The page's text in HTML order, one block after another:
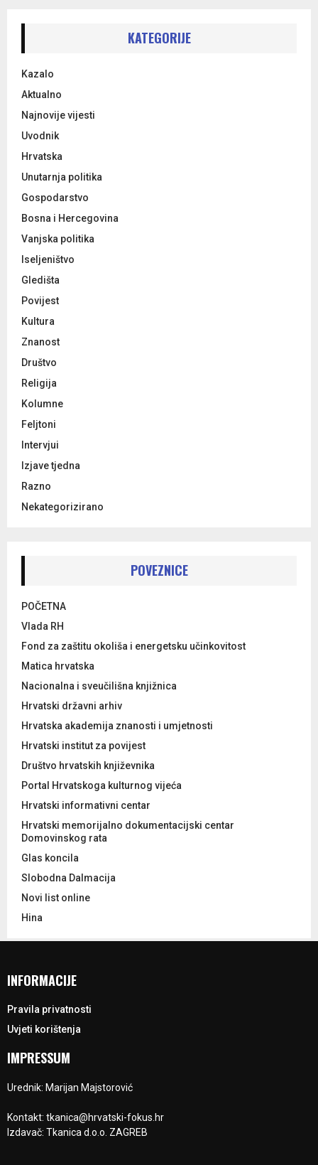
r
:
KATEGORIJE
Kazalo
Aktualno
Najnovije vijesti
Uvodnik
Hrvatska
Unutarnja politika
Gospodarstvo
Bosna i Hercegovina
Vanjska politika
Iseljeništvo
Gledišta
Povijest
Kultura
Znanost
Društvo
Religija
Kolumne
Feljtoni
Intervjui
Izjave tjedna
Razno
Nekategorizirano
POVEZNICE
POČETNA
Vlada RH
Fond za zaštitu okoliša i energetsku učinkovitost
Matica hrvatska
Nacionalna i sveučilišna knjižnica
Hrvatski državni arhiv
Hrvatska akademija znanosti i umjetnosti
Hrvatski institut za povijest
Društvo hrvatskih književnika
Portal Hrvatskoga kulturnog vijeća
Hrvatski informativni centar
Hrvatski memorijalno dokumentacijski centar
Domovinskog rata
Glas koncila
Slobodna Dalmacija
Novi list online
Hina
INFORMACIJE
Pravila privatnosti
Uvjeti korištenja
IMPRESSUM
Urednik: Marijan Majstorović
Kontakt: tkanica@hrvatski-fokus.hr
Izdavač: Tkanica d.o.o. ZAGREB